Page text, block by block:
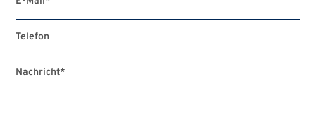
Telefon
Nachricht*